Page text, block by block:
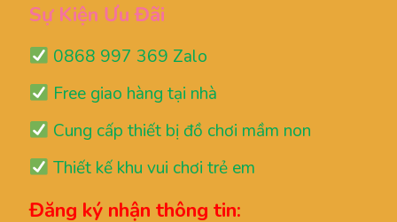
Sự Kiện Ưu Đãi
0868 997 369 Zalo
Free giao hàng tại nhà
Cung cấp thiết bị đồ chơi mầm non
Thiết kế khu vui chơi trẻ em
Đăng ký nhận thông tin: